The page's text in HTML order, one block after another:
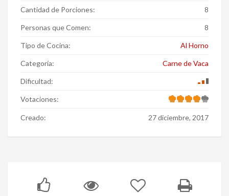
Cantidad de Porciones: 8
Personas que Comen: 8
Tipo de Cocina: Al Horno
Categoría: Carne de Vaca
Dificultad:
Votaciones:
Creado: 27 diciembre, 2017